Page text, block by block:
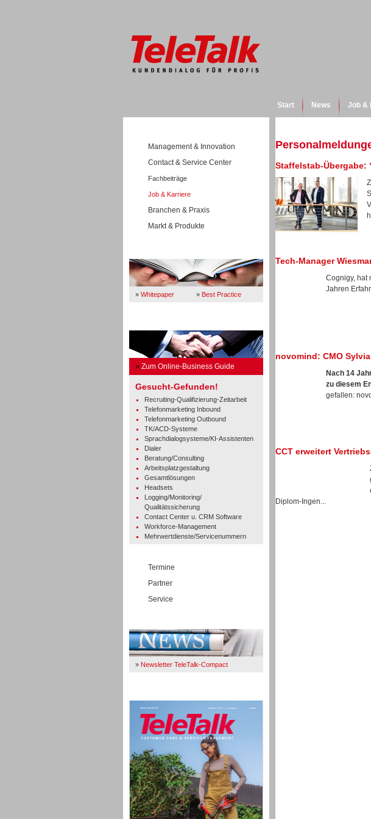
Start News Job &
Management & Innovation
Contact & Service Center
Fachbeiträge
Job & Karriere
Branchen & Praxis
Markt & Produkte
» Whitepaper » Best Practice
» Zum Online-Business Guide
Gesucht-Gefunden!
Recruiting-Qualifizierung-Zeitarbeit
Telefonmarketing Inbound
Telefonmarketing Outbound
TK/ACD-Systeme
Sprachdialogsysteme/KI-Assistenten
Dialer
Beratung/Consulting
Arbeitsplatzgestaltung
Gesamtlösungen
Headsets
Logging/Monitoring/
Qualitätssicherung
Contact Center u. CRM Software
Workforce-Management
Mehrwertdienste/Servicenummern
Termine
Partner
Service
» Newsletter TeleTalk-Compact
Staffelstab-Übergabe:
Tech-Manager
Cognigy, hat
Jahren
novomind: CMO
Nach 14
zu diesem
gefallen:
CCT erweitert
Diplom-Ingen...